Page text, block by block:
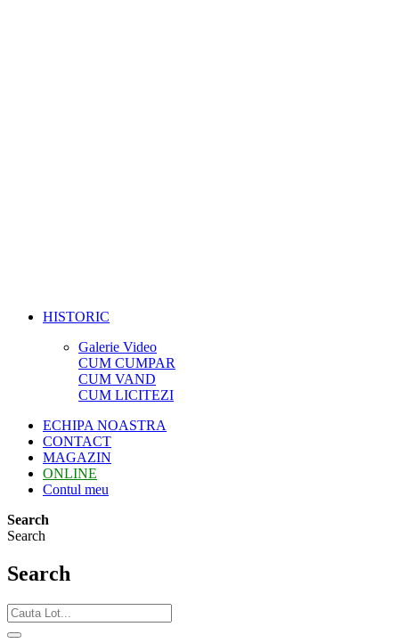
HISTORIC
Galerie Video
CUM CUMPAR
CUM VAND
CUM LICITEZI
ECHIPA NOASTRA
CONTACT
MAGAZIN
ONLINE
Contul meu
Search
Search
Search